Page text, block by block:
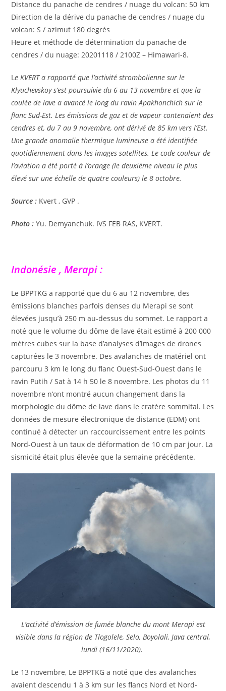
Distance du panache de cendres / nuage du volcan: 50 km
Direction de la dérive du panache de cendres / nuage du
volcan: S / azimut 180 degrés
Heure et méthode de détermination du panache de
cendres / du nuage: 20201118 / 2100Z – Himawari-8.
Le KVERT a rapporté que l’activité strombolienne sur le
Klyuchevskoy s’est poursuivie du 6 au 13 novembre et que la
coulée de lave a avancé le long du ravin Apakhonchich sur le
flanc Sud-Est. Les émissions de gaz et de vapeur contenaient des
cendres et, du 7 au 9 novembre, ont dérivé de 85 km vers l’Est.
Une grande anomalie thermique lumineuse a été identifiée
quotidiennement dans les images satellites. Le code couleur de
l’aviation a été porté à l’orange (le deuxième niveau le plus
élevé sur une échelle de quatre couleurs) le 8 octobre.
Source : Kvert , GVP .
Photo : Yu. Demyanchuk. IVS FEB RAS, KVERT.
Indonésie , Merapi :
Le BPPTKG a rapporté que du 6 au 12 novembre, des
émissions blanches parfois denses du Merapi se sont
élevées jusqu’à 250 m au-dessus du sommet. Le rapport a
noté que le volume du dôme de lave était estimé à 200 000
mètres cubes sur la base d’analyses d’images de drones
capturées le 3 novembre. Des avalanches de matériel ont
parcouru 3 km le long du flanc Ouest-Sud-Ouest dans le
ravin Putih / Sat à 14 h 50 le 8 novembre. Les photos du 11
novembre n’ont montré aucun changement dans la
morphologie du dôme de lave dans le cratère sommital. Les
données de mesure électronique de distance (EDM) ont
continué à détecter un raccourcissement entre les points
Nord-Ouest à un taux de déformation de 10 cm par jour. La
sismicité était plus élevée que la semaine précédente.
L’activité d’émission de fumée blanche du mont Merapi est
visible dans la région de Tlogolele, Selo, Boyolali, Java central,
lundi (16/11/2020).
Le 13 novembre, Le BPPTKG a noté que des avalanches
avaient descendu 1 à 3 km sur les flancs Nord et Nord-